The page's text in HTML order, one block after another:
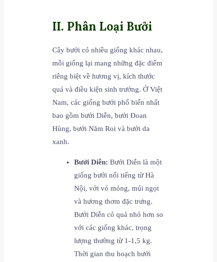
II. Phân Loại Bưởi
Cây bưởi có nhiều giống khác nhau,
mỗi giống lại mang những đặc điểm
riêng biệt về hương vị, kích thước
quả và điều kiện sinh trưởng. Ở Việt
Nam, các giống bưởi phổ biến nhất
bao gồm bưởi Diễn, bưởi Đoan
Hùng, bưởi Năm Roi và bưởi da
xanh.
Bưởi Diễn: Bưởi Diễn là một
giống bưởi nổi tiếng từ Hà
Nội, với vỏ mỏng, múi ngọt
và hương thơm đặc trưng.
Bưởi Diễn có quả nhỏ hơn so
với các giống khác, trọng
lượng thường từ 1-1,5 kg.
Thời gian thu hoạch bưởi